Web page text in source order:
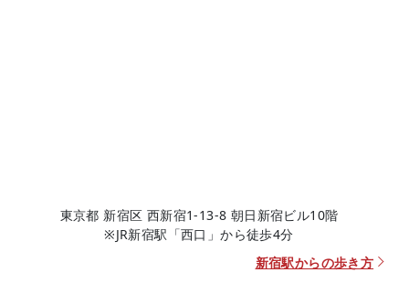
東京都 新宿区 西新宿1-13-8 朝日新宿ビル10階
※JR新宿駅「西口」から徒歩4分
新宿駅からの歩き方